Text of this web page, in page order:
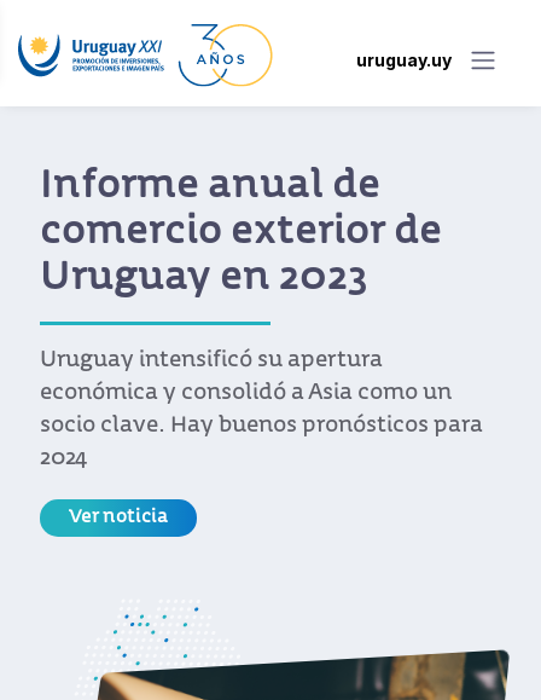
uruguay.uy
Informe anual de
comercio exterior de
Uruguay en 2023
Uruguay intensificó su apertura
económica y consolidó a Asia como un
socio clave. Hay buenos pronósticos para
2024
Ver noticia